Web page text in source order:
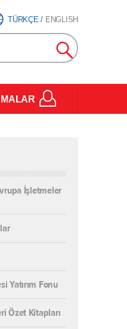
TÜRKÇE/ ENGLISH
İşletmeler
Yatırım Fonu
Özet Kitapları